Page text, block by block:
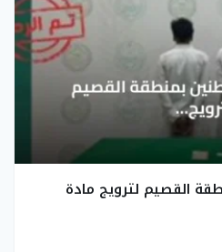
القصيم لترويج مادة